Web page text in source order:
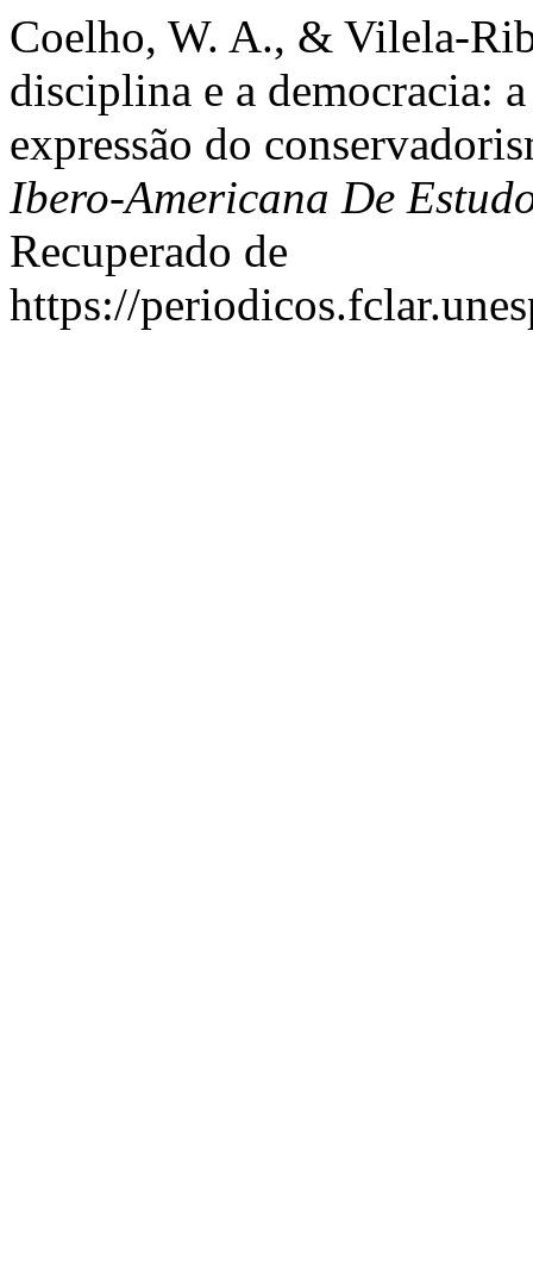
Coelho, W. A., & Vilela-
disciplina e a democracia:
expressão do
Ibero-Americana De
Recuperado de
https://